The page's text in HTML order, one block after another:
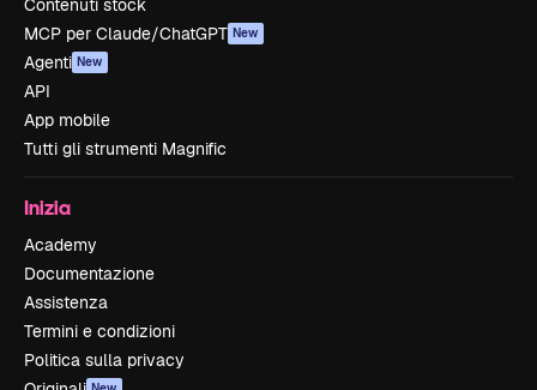
Contenuti stock
MCP per Claude/ChatGPT New
Agenti New
API
App mobile
Tutti gli strumenti Magnific
Inizia
Academy
Documentazione
Assistenza
Termini e condizioni
Politica sulla privacy